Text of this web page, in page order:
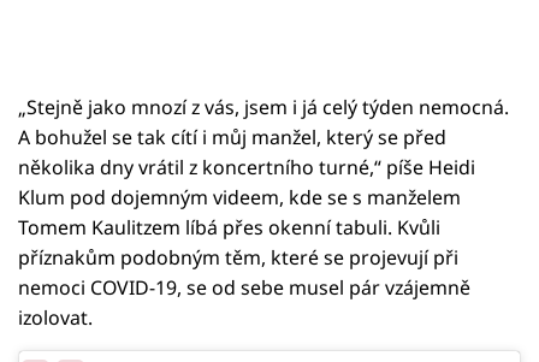
„Stejně jako mnozí z vás, jsem i já celý týden nemocná.
A bohužel se tak cítí i můj manžel, který se před
několika dny vrátil z koncertního turné,“ píše Heidi
Klum pod dojemným videem, kde se s manželem
Tomem Kaulitzem líbá přes okenní tabuli. Kvůli
příznakům podobným těm, které se projevují při
nemoci COVID-19, se od sebe musel pár vzájemně
izolovat.